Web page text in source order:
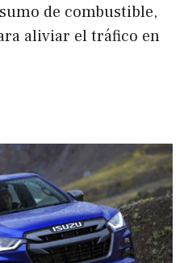
de combustible,
aliviar el tráfico en